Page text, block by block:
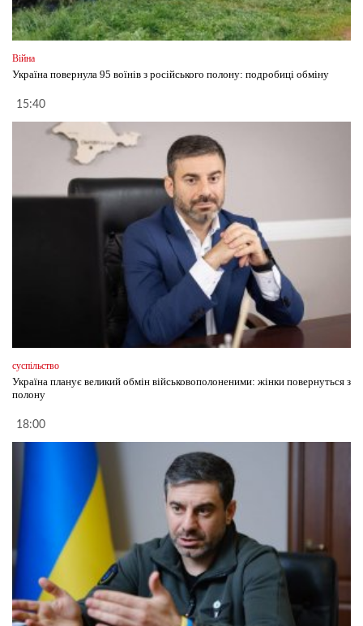
Війна
Україна повернула 95 воїнів з російського полону: подробиці обміну
15:40
суспільство
Україна планує великий обмін військовополоненими: жінки повернуться з
полону
18:00